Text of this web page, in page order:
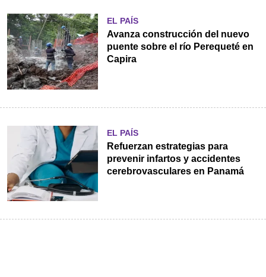
EL PAÍS
Avanza construcción del nuevo
puente sobre el río Perequeté en
Capira
EL PAÍS
Refuerzan estrategias para
prevenir infartos y accidentes
cerebrovasculares en Panamá